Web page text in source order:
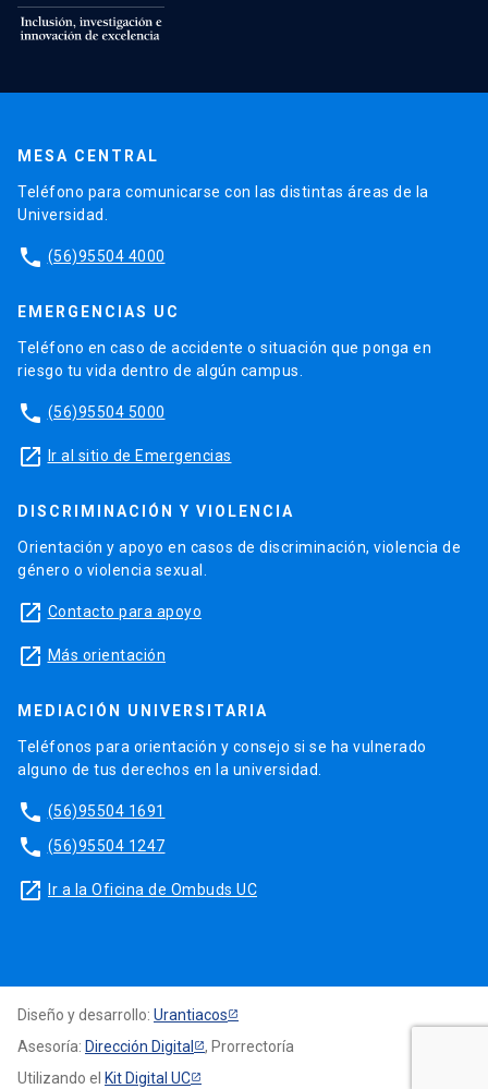
MESA CENTRAL
Teléfono para comunicarse con las distintas áreas de la
Universidad.
phone (56)95504 4000
EMERGENCIAS UC
Teléfono en caso de accidente o situación que ponga en
riesgo tu vida dentro de algún campus.
phone (56)95504 5000
launch Ir al sitio de Emergencias
DISCRIMINACIÓN Y VIOLENCIA
Orientación y apoyo en casos de discriminación, violencia de
género o violencia sexual.
launch Contacto para apoyo
launch Más orientación
MEDIACIÓN UNIVERSITARIA
Teléfonos para orientación y consejo si se ha vulnerado
alguno de tus derechos en la universidad.
phone (56)95504 1691
phone (56)95504 1247
launch Ir a la Oficina de Ombuds UC
Diseño y desarrollo: Urantiacos
Asesoría: Dirección Digital
, Prorrectoría
Utilizando el Kit Digital UC